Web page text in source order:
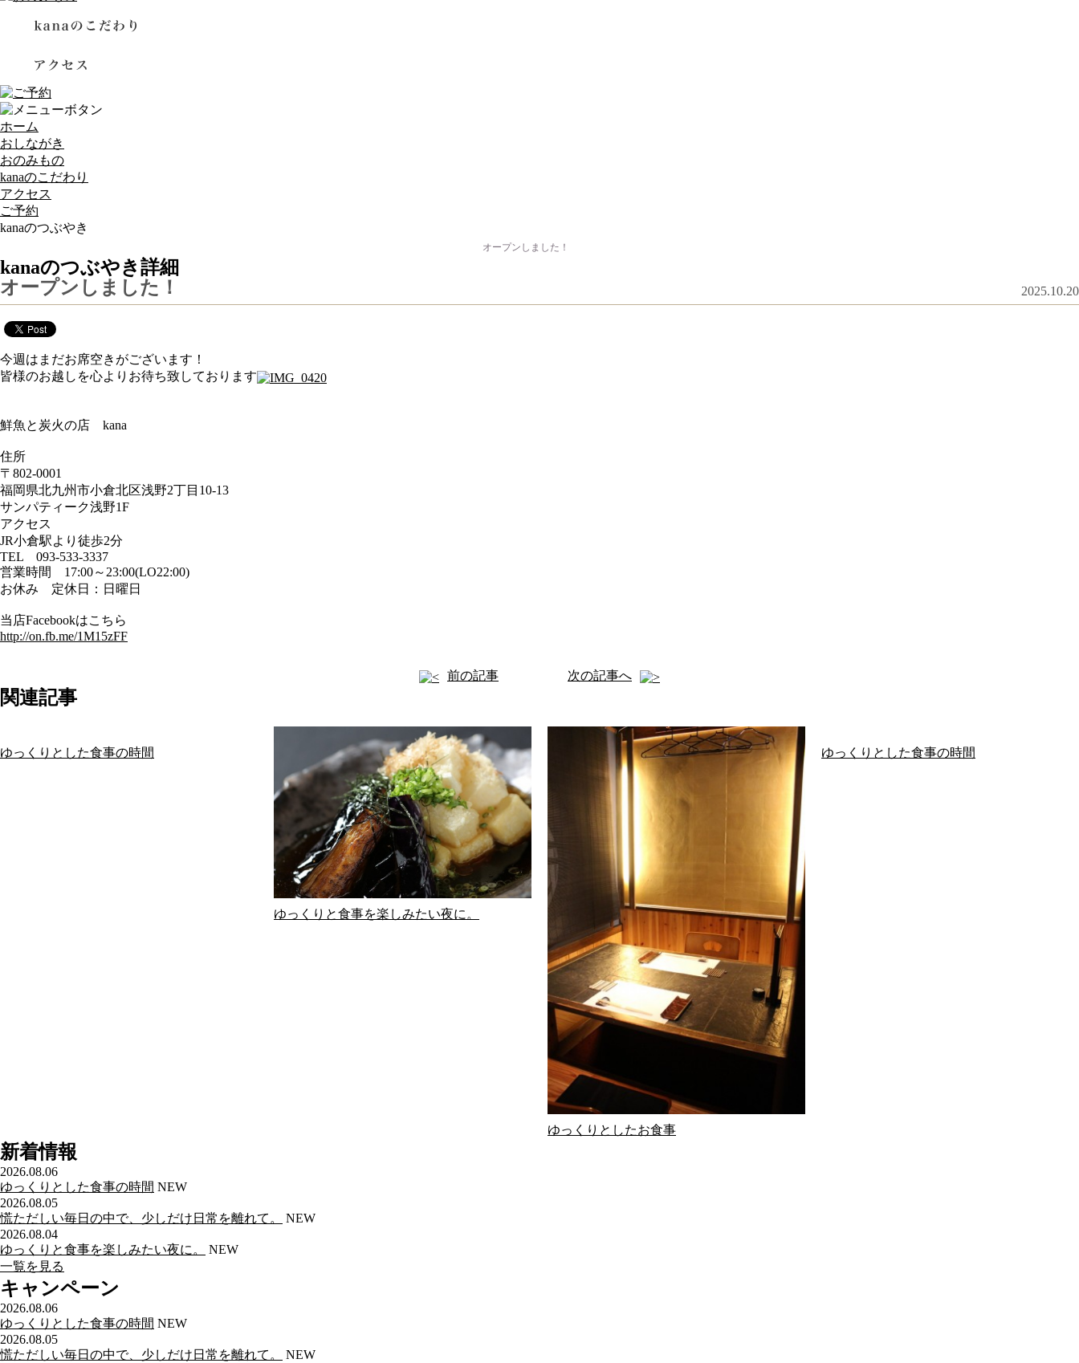
ホーム
おしながき
おのみもの
kanaのこだわり
アクセス
ご予約
kanaのつぶやき
オープンしました！
kanaのつぶやき詳細
2025.10.20
オープンしました！
今週はまだお席空きがございます！
皆様のお越しを心よりお待ち致しております
鮮魚と炭火の店 kana
住所
〒802-0001
福岡県北九州市小倉北区浅野2丁目10-13
サンパティーク浅野1F
アクセス
JR小倉駅より徒歩2分
TEL 093-533-3337
営業時間 17:00～23:00(LO22:00)
お休み 定休日：日曜日
当店Facebookはこちら
http://on.fb.me/1M15zFF
前の記事 次の記事へ
関連記事
ゆっくりとした食事の時間
ゆっくりと食事を楽しみたい夜に。
ゆっくりとしたお食事
ゆっくりとした食事の時間
新着情報
2026.08.06
ゆっくりとした食事の時間 NEW
2026.08.05
慌ただしい毎日の中で、少しだけ日常を離れて。
NEW
2026.08.04
ゆっくりと食事を楽しみたい夜に。
NEW
一覧を見る
キャンペーン
2026.08.06
ゆっくりとした食事の時間 NEW
2026.08.05
慌ただしい毎日の中で、少しだけ日常を離れて。
NEW